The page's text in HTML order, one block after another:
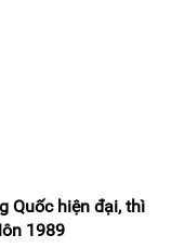
Quốc hiện đại, thì
1989